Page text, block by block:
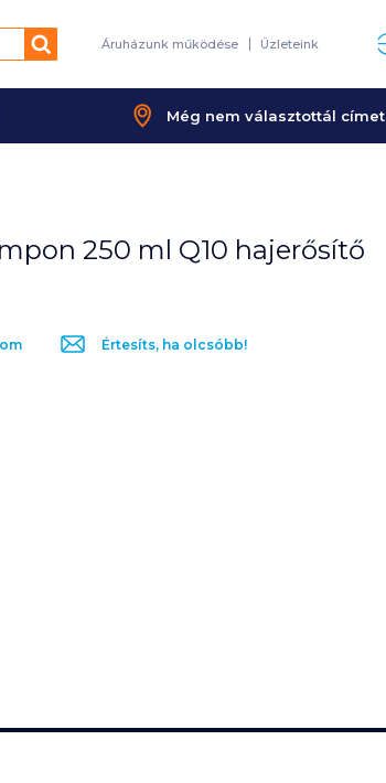
Keresés Áruházunk működése Üzleteink
Még nem választottál címet
250 ml Q10 hajerősítő
Értesíts, ha olcsóbb!